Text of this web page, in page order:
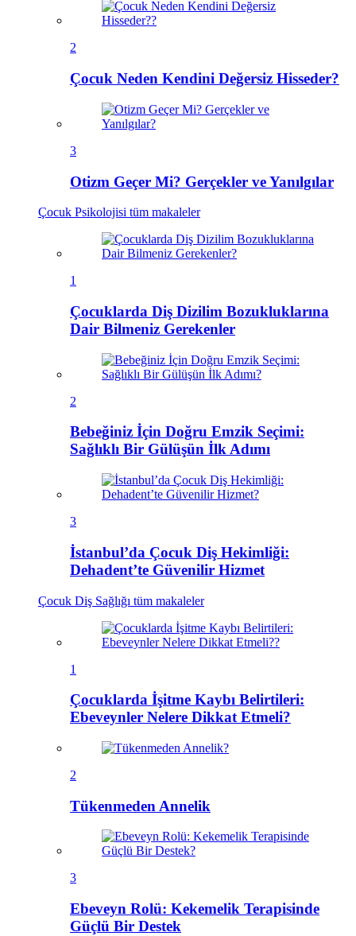
2
Çocuk Neden Kendini Değersiz Hisseder?
3
Otizm Geçer Mi? Gerçekler ve Yanılgılar
Çocuk Psikolojisi tüm makaleler
1
Çocuklarda Diş Dizilim Bozukluklarına
Dair Bilmeniz Gerekenler
2
Bebeğiniz İçin Doğru Emzik Seçimi:
Sağlıklı Bir Gülüşün İlk Adımı
3
İstanbul’da Çocuk Diş Hekimliği:
Dehadent’te Güvenilir Hizmet
Çocuk Diş Sağlığı tüm makaleler
1
Çocuklarda İşitme Kaybı Belirtileri:
Ebeveynler Nelere Dikkat Etmeli?
2
Tükenmeden Annelik
3
Ebeveyn Rolü: Kekemelik Terapisinde
Güçlü Bir Destek